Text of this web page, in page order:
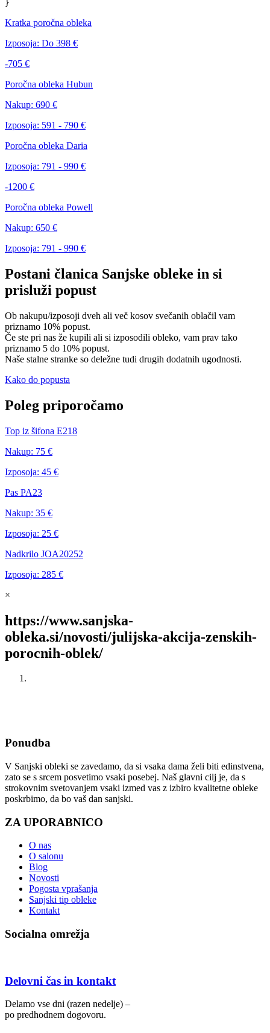
Kratka poročna obleka
Izposoja: Do 398 €
-705 €
Poročna obleka Hubun
Nakup: 690 €
Izposoja: 591 - 790 €
Poročna obleka Daria
Izposoja: 791 - 990 €
-1200 €
Poročna obleka Powell
Nakup: 650 €
Izposoja: 791 - 990 €
Postani članica Sanjske obleke in si
prisluži popust
Ob nakupu/izposoji dveh ali več kosov svečanih oblačil vam
priznamo 10% popust.
Če ste pri nas že kupili ali si izposodili obleko, vam prav tako
priznamo 5 do 10% popust.
Naše stalne stranke so deležne tudi drugih dodatnih ugodnosti.
Kako do popusta
Poleg priporočamo
Top iz šifona E218
Nakup: 75 €
Izposoja: 45 €
Pas PA23
Nakup: 35 €
Izposoja: 25 €
Nadkrilo JOA20252
Izposoja: 285 €
×
https://www.sanjska-
obleka.si/novosti/julijska-akcija-zenskih-
porocnih-oblek/
Ponudba
V Sanjski obleki se zavedamo, da si vsaka dama želi biti edinstvena,
zato se s srcem posvetimo vsaki posebej. Naš glavni cilj je, da s
strokovnim svetovanjem vsaki izmed vas z izbiro kvalitetne obleke
poskrbimo, da bo vaš dan sanjski.
ZA UPORABNICO
O nas
O salonu
Blog
Novosti
Pogosta vprašanja
Sanjski tip obleke
Kontakt
Socialna omrežja
Delovni čas in kontakt
Delamo vse dni (razen nedelje) –
po predhodnem dogovoru.